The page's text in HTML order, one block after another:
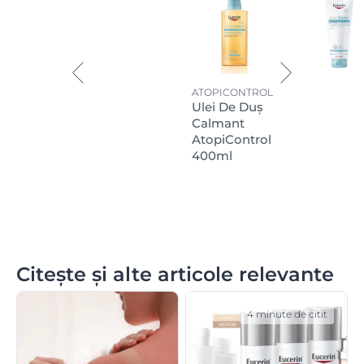
perioadei dintre episoadele acute. și ameliorarea
ATOPICONTROL
Ulei De Duș
Calmant
AtopiControl
400ml
Citește și alte articole relevante
4 minute de citit